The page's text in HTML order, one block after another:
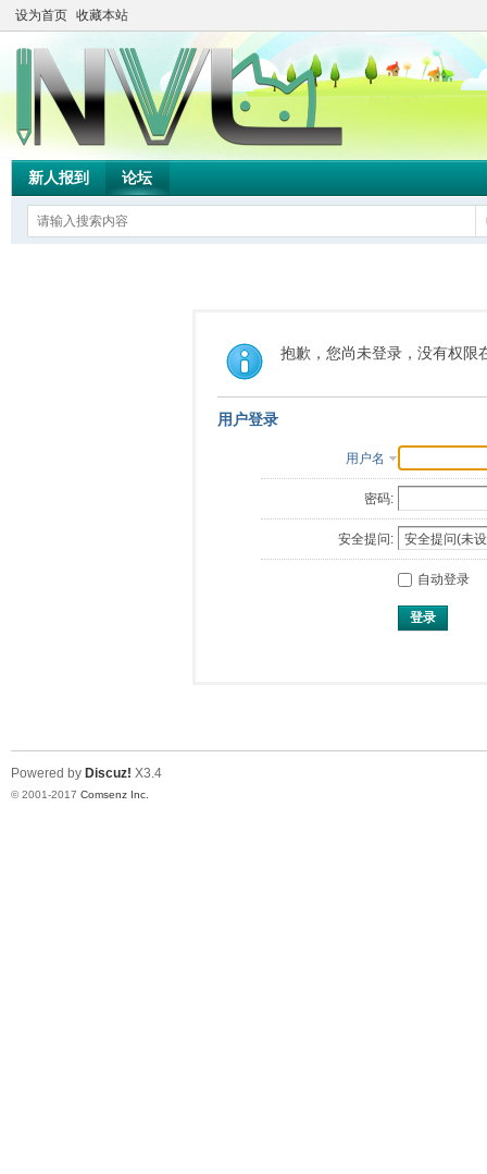
设为首页 收藏本站
新人报到 论坛
抱歉，您尚未登录，没有权限
用户登录
用户名
密码:
安全提问:
自动登录
登录
Powered by Discuz! X3.4
© 2001-2017 Comsenz Inc.